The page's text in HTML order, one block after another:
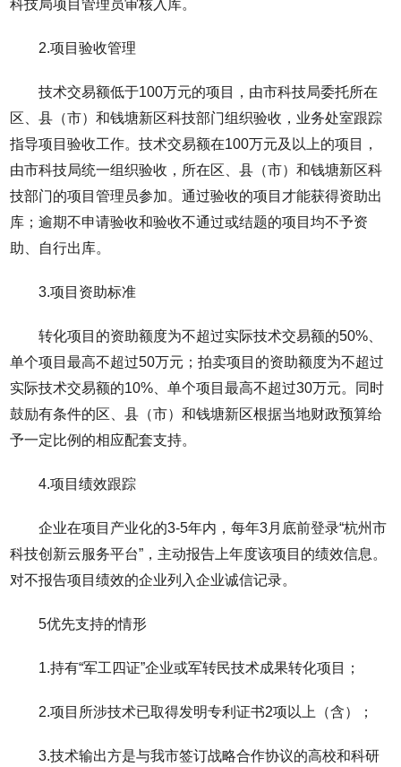
科技局项目管理员审核入库。
2.项目验收管理
技术交易额低于100万元的项目，由市科技局委托所在
区、县（市）和钱塘新区科技部门组织验收，业务处室跟踪
指导项目验收工作。技术交易额在100万元及以上的项目，
由市科技局统一组织验收，所在区、县（市）和钱塘新区科
技部门的项目管理员参加。通过验收的项目才能获得资助出
库；逾期不申请验收和验收不通过或结题的项目均不予资
助、自行出库。
3.项目资助标准
转化项目的资助额度为不超过实际技术交易额的50%、
单个项目最高不超过50万元；拍卖项目的资助额度为不超过
实际技术交易额的10%、单个项目最高不超过30万元。同时
鼓励有条件的区、县（市）和钱塘新区根据当地财政预算给
予一定比例的相应配套支持。
4.项目绩效跟踪
企业在项目产业化的3-5年内，每年3月底前登录“杭州市
科技创新云服务平台”，主动报告上年度该项目的绩效信息。
对不报告项目绩效的企业列入企业诚信记录。
5优先支持的情形
1.持有“军工四证”企业或军转民技术成果转化项目；
2.项目所涉技术已取得发明专利证书2项以上（含）；
3.技术输出方是与我市签订战略合作协议的高校和科研